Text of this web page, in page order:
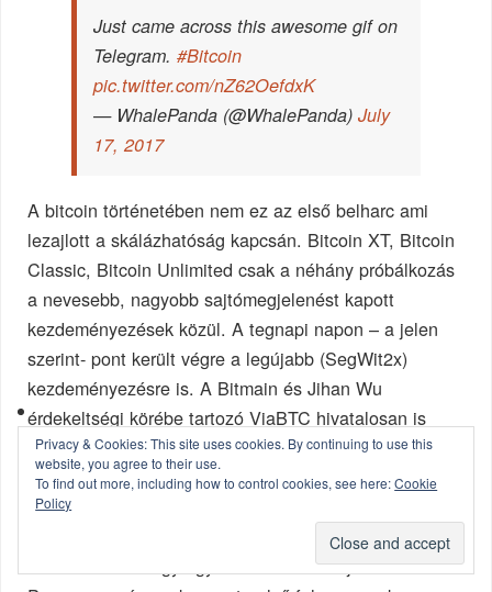
Just came across this awesome gif on
Telegram.#Bitcoin
pic.twitter.com/nZ62OefdxK
— WhalePanda (@WhalePanda)July
17, 2017
A bitcoin történetében nem ez az első belharc ami
lezajlott a skálázhatóság kapcsán. Bitcoin XT, Bitcoin
Classic, Bitcoin Unlimited csak a néhány próbálkozás
a nevesebb, nagyobb sajtómegjelenést kapott
kezdeményezések közül. A tegnapi napon – a jelen
szerint- pont került végre a legújabb (SegWit2x)
kezdeményezésre is. A Bitmain és Jihan Wu
érdekeltségi körébe tartozó ViaBTC hivatalosan is
bejelentette, hogy létrehozásra kerül a Jihan által
kezdeményezett UAHF keretei között a “bitcoin cash”
nevű fizetőeszköz. Ez gyakorlatilag egy nyílt
felvállalása annak, hogy Jihan felhagy a BIP148
üldözésével és úgy egyébként a FUD fújásával.
Privacy & Cookies: This site uses cookies. By continuing to use this
website, you agree to their use.
To find out more, including how to control cookies, see here:Cookie
Policy